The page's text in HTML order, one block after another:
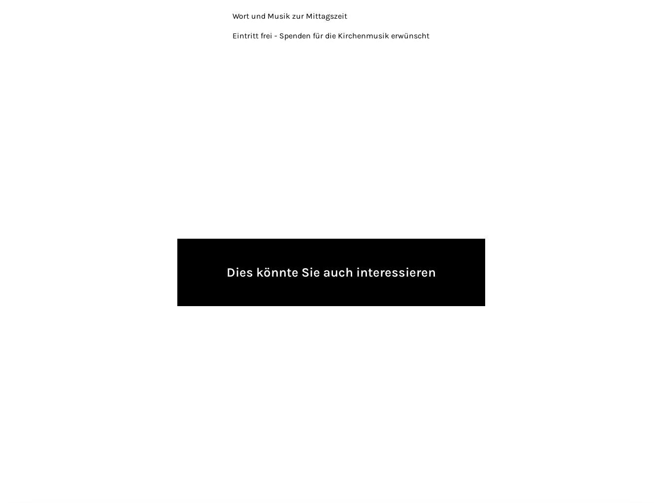
Wort und Musik zur Mittagszeit
Eintritt frei - Spenden für die Kirchenmusik erwünscht
Dies könnte Sie auch interessieren